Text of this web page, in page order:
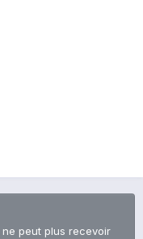
peut plus recevoir